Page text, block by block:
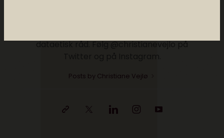
dataetisk råd. Følg @christianevejlo på
Posts by Christiane Vejlø